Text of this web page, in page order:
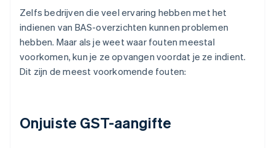
Zelfs bedrijven die veel ervaring hebben met het
indienen van BAS-overzichten kunnen problemen
hebben. Maar als je weet waar fouten meestal
voorkomen, kun je ze opvangen voordat je ze indient.
Dit zijn de meest voorkomende fouten:
Onjuiste GST-aangifte